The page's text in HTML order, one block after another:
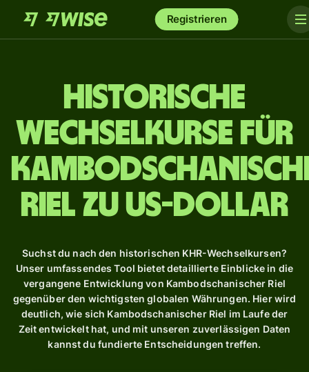
Registrieren
Historische
Wechselkurse für
Riel zu US-Dollar
Suchst du nach den historischen KHR-Wechselkursen?
Unser umfassendes Tool bietet detaillierte Einblicke in die
vergangene Entwicklung von Kambodschanischer Riel
gegenüber den wichtigsten globalen Währungen. Hier wird
deutlich, wie sich Kambodschanischer Riel im Laufe der
Zeit entwickelt hat, und mit unseren zuverlässigen Daten
kannst du fundierte Entscheidungen treffen.